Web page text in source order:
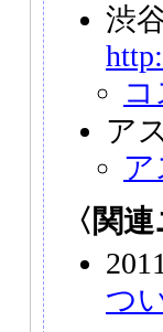
渋
ア
〈関
つ